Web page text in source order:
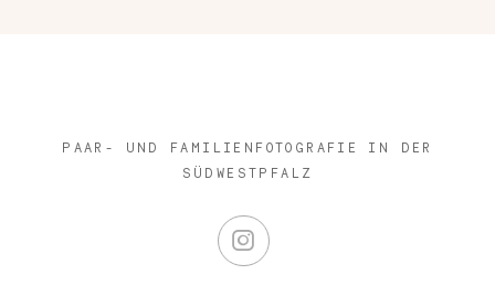
PAAR- UND FAMILIENFOTOGRAFIE IN DER
SÜDWESTPFALZ